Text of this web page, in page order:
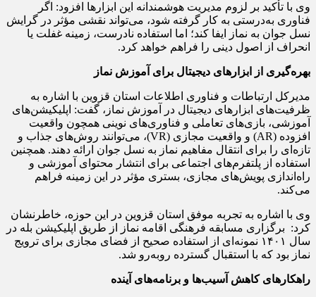
وی با تأکید بر لزوم مدیریت هوشمندانه این ابزارها افزود: اگر
فناوری به‌درستی به کار گرفته شود، می‌تواند نقشی مؤثر در گرایش
نسل جوان به نماز ایفا کند؛ اما استفاده نادرست، زمینه غفلت یا
انحراف از اصول دینی را فراهم خواهد کرد.
بهره‌گیری از ابزارهای دیجیتال برای آموزش نماز
مدیرکل ارتباطات و فناوری اطلاعات استان قزوین با اشاره به
ظرفیت‌های ابزارهای دیجیتال در آموزش نماز، گفت: اپلیکیشن‌های
آموزشی، بازی‌های تعاملی و فناوری‌های نوینی همچون واقعیت
افزوده (AR) و واقعیت مجازی (VR)، می‌توانند روش‌های جذاب و
تازه‌ای را برای انتقال مفاهیم نماز به نسل جوان ارائه دهند. همچنین
استفاده از پلتفرم‌های اجتماعی برای انتشار محتوای آموزشی و
راه‌اندازی پویش‌های مجازی، بستری مؤثر در این زمینه فراهم
می‌کند.
وی با اشاره به تجربه موفق استان قزوین در این حوزه، خاطرنشان
کرد: برگزاری مسابقه فرهنگی اقامه نماز از طریق اپلیکیشن بله در
سال ۱۴۰۱ نمونه‌ای از استفاده صحیح از فضای مجازی برای ترویج
نماز بود که با استقبال گسترده روبه‌رو شد.
راهکارهای کاهش آسیب‌ها و برنامه‌های آینده